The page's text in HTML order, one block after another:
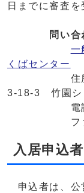
日までに審査を
問い合
一
くばセンター
住所 〒
3-18-3 竹園シ
電話番
ファク
入居申込
申込者は、公